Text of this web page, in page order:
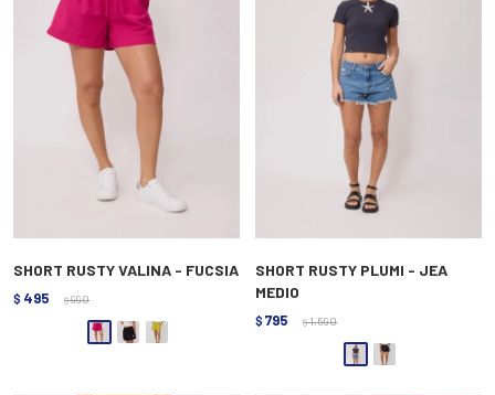
SHORT RUSTY VALINA - FUCSIA
$ 495 $ 990
SHORT RUSTY PLUMI - JEA
MEDIO
$ 795 $ 1.590